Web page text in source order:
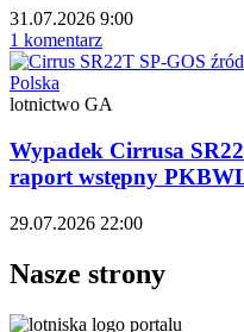
31.07.2026 9:00
1 komentarz
Polska
lotnictwo GA
Wypadek Cirrusa
raport wstępny
29.07.2026 22:00
Nasze strony